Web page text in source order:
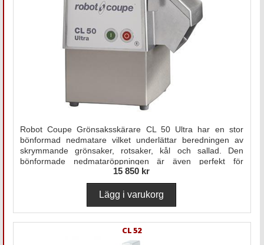
Robot Coupe Grönsaksskärare CL 50 Ultra har en stor
bönformad nedmatare vilket underlättar beredningen av
skrymmande grönsaker, rotsaker, kål och sallad. Den
bönformade nedmataröppningen är även perfekt för
ömtåliga grönsakser som t ex paprika och tomat.
15 850 kr
CL 52